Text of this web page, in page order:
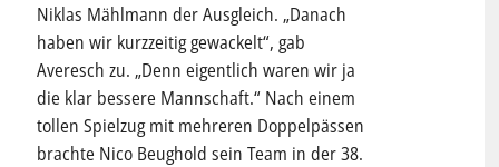
Niklas Mählmann der Ausgleich. „Danach
haben wir kurzzeitig gewackelt“, gab
Averesch zu. „Denn eigentlich waren wir ja
die klar bessere Mannschaft.“ Nach einem
tollen Spielzug mit mehreren Doppelpässen
brachte Nico Beughold sein Team in der 38.